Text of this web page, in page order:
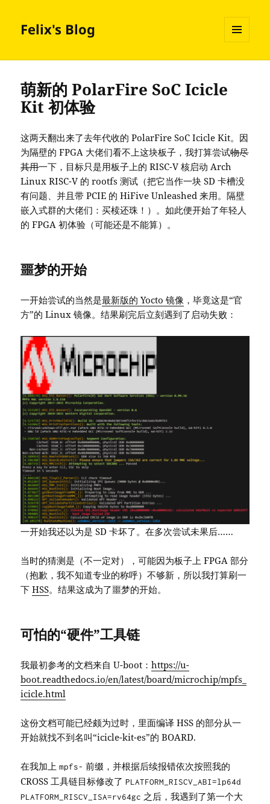
Felix's Blog
AND
萌新的 PolarFire SoC Icicle
Kit 初体验
这两天翻出来了去年代收的 PolarFire SoC Icicle Kit。因
为隔壁的 FPGA 大佬们看不上这块板子，我打算尝试物尽
其用一下，目标只是用板子上的 RISC-V 核启动 Arch
Linux RISC-V 的 rootfs 测试（把它当作一块 SD 卡槽没
有问题、并且带 PCIE 的 HiFive Unleashed 来用。隔壁
嵌入式群的大佬们：买椟还珠！）。如此便开始了年轻人
的 FPGA 初体验（可能还是不能算）。
噩梦的开始
一开始尝试的当然是最新版的 Yocto 镜像 ，毕竟这是“官
方”的 Linux 镜像。结果刷完后立刻遇到了启动失败：
一开始我还以为是 SD 卡坏了。在多次尝试未果后……
当时的猜测是（不一定对），可能因为板子上 FPGA 部分
（抱歉，我不知道专业的称呼）不够新，所以我打算刷一
下HSS。结果这成为了噩梦的开始。
可怕的“硬件”工具链
我最初参考的文档来自 U-boot：https://u-
boot.readthedocs.io/en/latest/board/microchip/mpfs_
icicle.html
这份文档可能已经颇为过时，里面编译 HSS 的部分从一
开始就找不到名叫“icicle-kit-es”的 BOARD.
在我加上mpfs- 前缀，并根据后续报错依次按照我的
CROSS 工具链目标修改了PLATFORM_RISCV_ABI=lp64d
PLATFORM_RISCV_ISA=rv64gc 之后，我遇到了第一个大